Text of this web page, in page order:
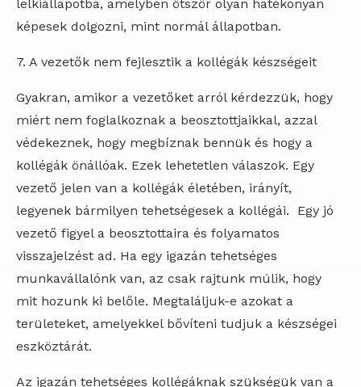
lelkiállapotba, amelyben ötször olyan hatékonyan
képesek dolgozni, mint normál állapotban.
7. A vezetők nem fejlesztik a kollégák készségeit
Gyakran, amikor a vezetőket arról kérdezzük, hogy
miért nem foglalkoznak a beosztottjaikkal, azzal
védekeznek, hogy megbíznak bennük és hogy a
kollégák önállóak. Ezek lehetetlen válaszok. Egy
vezető jelen van a kollégák életében, irányít,
legyenek bármilyen tehetségesek a kollégái. Egy jó
vezető figyel a beosztottaira és folyamatos
visszajelzést ad. Ha egy igazán tehetséges
munkavállalónk van, az csak rajtunk múlik, hogy
mit hozunk ki belőle. Megtaláljuk-e azokat a
területeket, amelyekkel bővíteni tudjuk a készségei
eszköztárát.
Az igazán tehetséges kollégáknak szükségük van a